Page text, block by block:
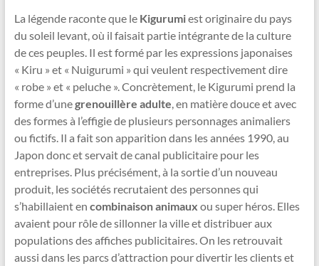
La légende raconte que le Kigurumiest originaire du pays
du soleil levant, où il faisait partie intégrante de la culture
de ces peuples. Il est formé par les expressions japonaises
« Kiru » et « Nuigurumi » qui veulent respectivement dire
« robe » et « peluche ». Concrètement, le Kigurumi prend la
forme d’unegrenouillère adulte, en matière douce et avec
des formes à l’effigie de plusieurs personnages animaliers
ou fictifs. Il a fait son apparition dans les années 1990, au
Japon donc et servait de canal publicitaire pour les
entreprises. Plus précisément, à la sortie d’un nouveau
produit, les sociétés recrutaient des personnes qui
s’habillaient en combinaison animaux ou super héros. Elles
avaient pour rôle de sillonner la ville et distribuer aux
populations des affiches publicitaires. On les retrouvait
aussi dans les parcs d’attraction pour divertir les clients et